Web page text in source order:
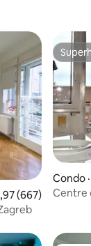
plus aimés
moyenne de
(667)
Condo
Centre